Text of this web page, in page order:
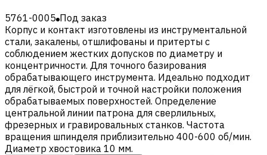
5761-0005 Под заказ
Корпус и контакт изготовлены из инструментальной
стали, закалены, отшлифованы и притерты с
соблюдением жестких допусков по диаметру и
концентричности. Для точного базирования
обрабатывающего инструмента. Идеально подходит
для лёгкой, быстрой и точной настройки положения
обрабатываемых поверхностей. Определение
центральной линии патрона для сверлильных,
фрезерных и гравировальных станков. Частота
вращения шпинделя приблизительно 400-600 об/мин.
Диаметр хвостовика 10 мм.